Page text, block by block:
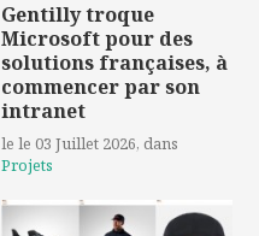
Gentilly troque
Microsoft pour des
solutions françaises, à
commencer par son
intranet
le le 03 Juillet 2026, dans
Projets